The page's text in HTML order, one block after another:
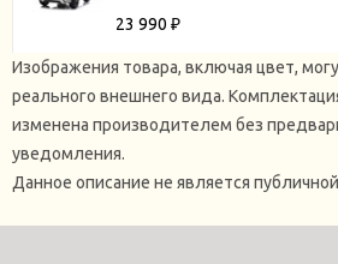
23 990 ₽
Изображения товара, включая цвет,
реального внешнего вида.
изменена производителем без
уведомления.
Данное описание не является